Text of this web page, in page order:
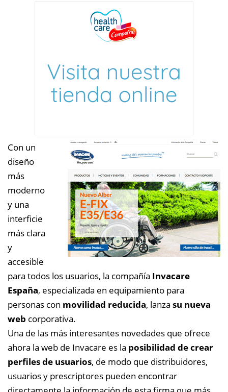
Con un
diseño
más
moderno
y una
interficie
más clara
y
accesible
para todos los usuarios, la compañía Invacare
España, especializada en equipamiento para
personas con movilidad reducida, lanza su nueva
web corporativa.
Una de las más interesantes novedades que ofrece
ahora la web de Invacare es la posibilidad de crear
perfiles de usuarios, de modo que distribuidores,
usuarios y prescriptores pueden encontrar